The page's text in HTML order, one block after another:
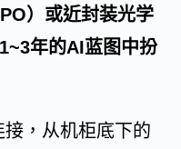
）或近封装光学
年的AI蓝图中扮
，从机柜底下的